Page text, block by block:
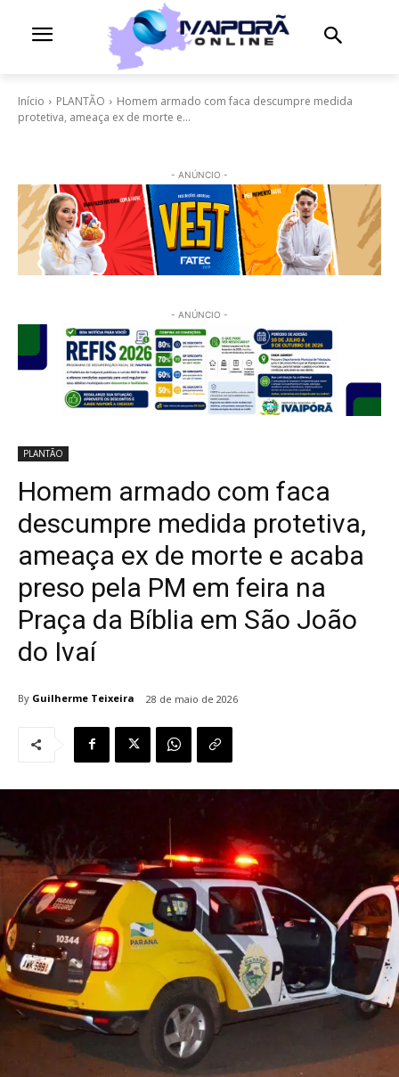
Início PLANTÃO
Homem armado com faca descumpre medida
protetiva, ameaça ex de morte e...
- ANÚNCIO -
- ANÚNCIO -
PLANTÃO
Homem armado com faca
descumpre medida protetiva,
ameaça ex de morte e acaba
preso pela PM em feira na
Praça da Bíblia em São João
do Ivaí
By Guilherme Teixeira 28 de maio de 2026